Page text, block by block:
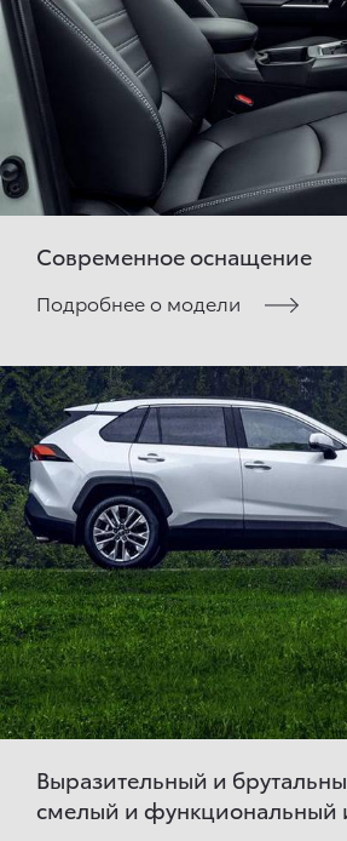
Современное оснащение
Подробнее о модели
Выразительный и
смелый и функциональный